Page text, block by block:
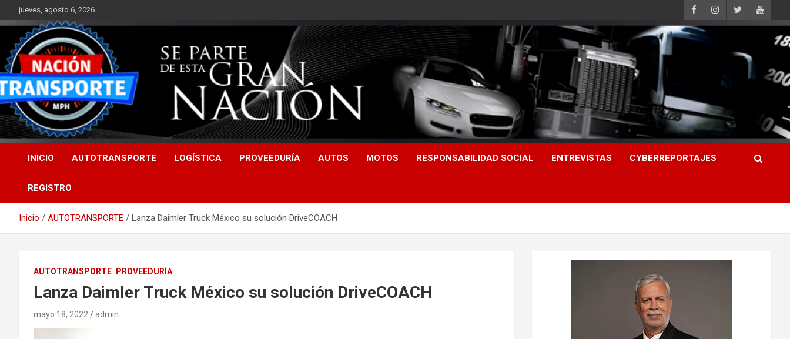
Saltar
al
contenido
jueves, agosto 6, 2026
INICIO AUTOTRANSPORTE LOGÍSTICA PROVEEDURÍA AUTOS MOTOS RESPONSABILIDAD SOCIAL ENTREVISTAS CYBERREPORTAJES
REGISTRO
Inicio AUTOTRANSPORTE Lanza Daimler Truck México su solución DriveCOACH
AUTOTRANSPORTE PROVEEDURÍA
Lanza Daimler Truck México su solución DriveCOACH
mayo 18, 2022 admin